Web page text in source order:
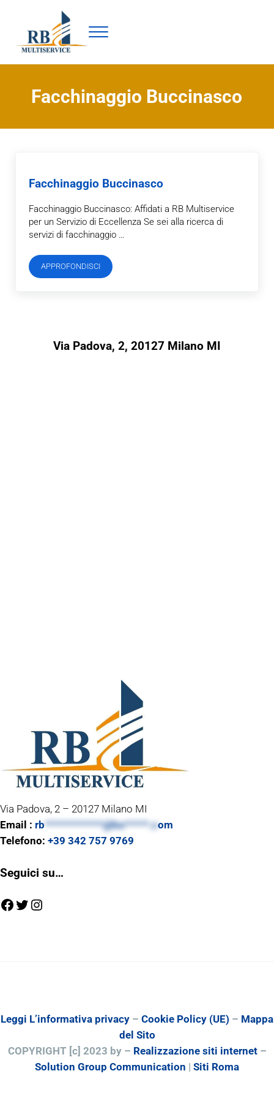
Facchinaggio Milano : Rb Multiservice
Menu
Facchinaggio Buccinasco
Facchinaggio Buccinasco
Facchinaggio Buccinasco: Affidati a RB Multiservice
per un Servizio di Eccellenza Se sei alla ricerca di
servizi di facchinaggio …
APPROFONDISCIFacchinaggio Buccinasco
Via Padova, 2, 20127 Milano MI
Via Padova, 2 – 20127 Milano MI
Email : rb************@ho*****.com
Telefono:+39 342 757 9769
Seguici su…
Facebook
Twitter
Instagram
Leggi L’informativa privacy – Cookie Policy (UE) – Mappa
del Sito
COPYRIGHT [c] 2023 by – Realizzazione siti internet–
Solution Group Communication | Siti Roma